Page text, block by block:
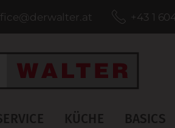
+43 1
KÜCHE BASICS